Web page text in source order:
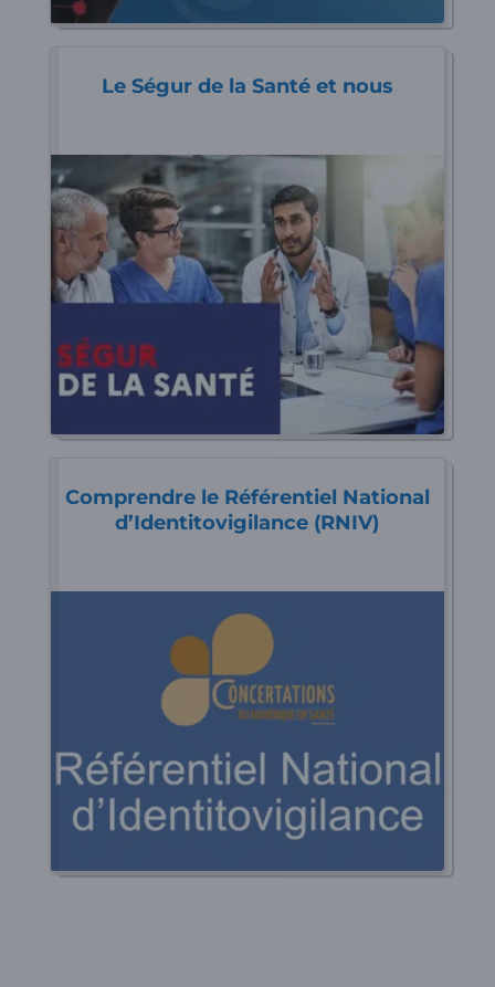
Le Ségur de la Santé et nous
Comprendre le Référentiel National
d’Identitovigilance (RNIV)